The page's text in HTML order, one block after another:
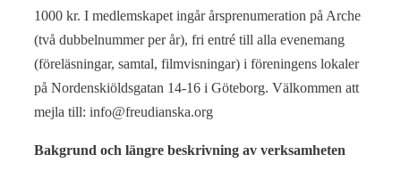
1000 kr. I medlemskapet ingår årsprenumeration på Arche
(två dubbelnummer per år), fri entré till alla evenemang
(föreläsningar, samtal, filmvisningar) i föreningens lokaler
på Nordenskiöldsgatan 14-16 i Göteborg. Välkommen att
mejla till: info@freudianska.org
Bakgrund och längre beskrivning av verksamheten